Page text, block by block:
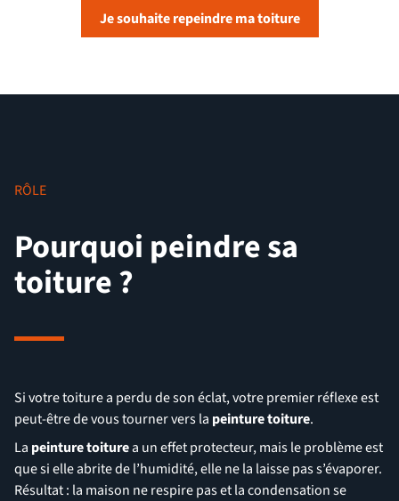
Je souhaite repeindre ma toiture
RÔLE
Pourquoi peindre sa
toiture ?
Si votre toiture a perdu de son éclat, votre premier réflexe est
peut-être de vous tourner vers la peinture toiture.
La peinture toiturea un effet protecteur, mais le problème est
que si elle abrite de l’humidité, elle ne la laisse pas s’évaporer.
Résultat : la maison ne respire pas et la condensation se